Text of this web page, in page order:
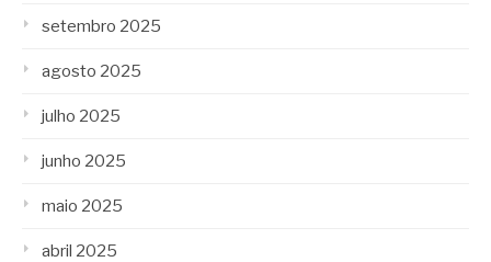
setembro 2025
agosto 2025
julho 2025
junho 2025
maio 2025
abril 2025